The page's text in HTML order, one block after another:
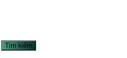
Tìm kiếm